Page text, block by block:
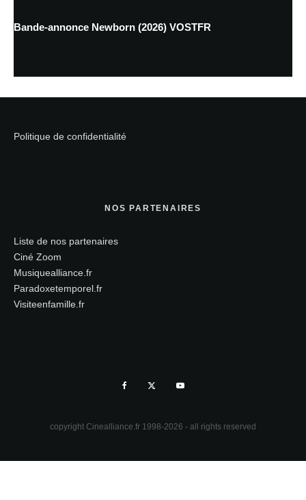
Bande-annonce Newborn (2026) VOSTFR
Politique de confidentialité
NOS PARTENAIRES
Liste de nos partenaires
Ciné Zoom
Musiquealliance.fr
Paradoxetemporel.fr
Visiteenfamille.fr
copyright Cinealliance.fr 1998-2026 - all rights reserved